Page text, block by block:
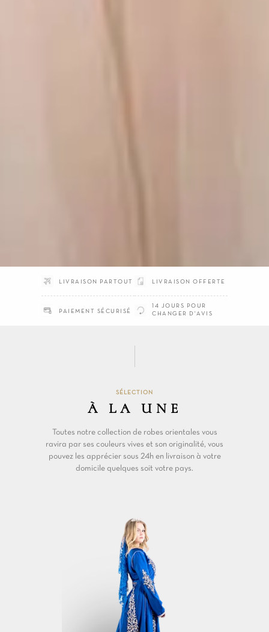
LIVRAISON PARTOUT LIVRAISON OFFERTE
PAIEMENT SÉCURISÉ
14 JOURS POUR
CHANGER D'AVIS
SÉLECTION
À LA UNE
Toutes notre collection de robes orientales vous
ravira par ses couleurs vives et son originalité, vous
pouvez les apprécier sous 24h en livraison à votre
domicile quelques soit votre pays.